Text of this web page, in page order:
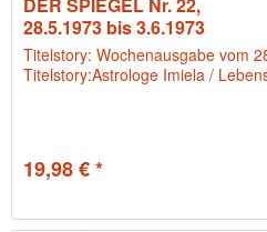
DER SPIEGEL Nr. 22,
28.5.1973 bis 3.6.1973
Titelstory: Wochenausgabe vom
Titelstory:Astrologe Imiela /
19,98 € *